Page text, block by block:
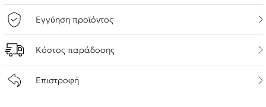
Εγγύηση προϊόντος
Κόστος παράδοσης
Επιστροφή